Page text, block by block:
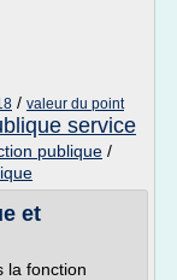
/ valeur du point
service
publique /
et
la fonction